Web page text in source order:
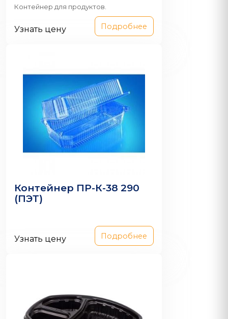
Контейнер для продуктов.
Узнать цену Подробнее
Контейнер ПР-К-38 290
(ПЭТ)
Узнать цену Подробнее